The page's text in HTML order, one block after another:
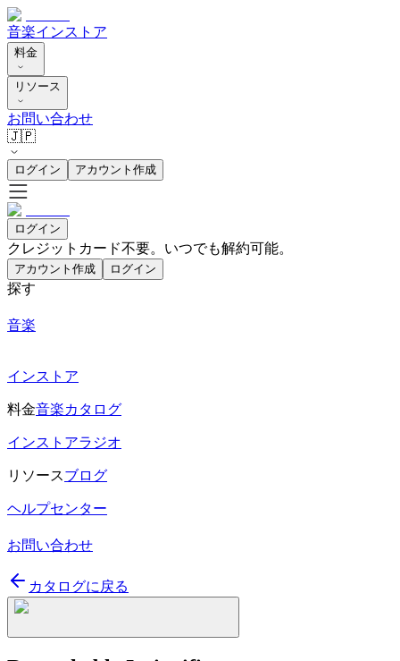
音楽インストア
料金
リソース
お問い合わせ
🇯🇵
ログイン アカウント作成
ログイン
クレジットカード不要。いつでも解約可能。
アカウント作成 ログイン
探す
音楽
インストア
料金音楽カタログ
インストアラジオ
リソースブログ
ヘルプセンター
お問い合わせ
カタログに戻る